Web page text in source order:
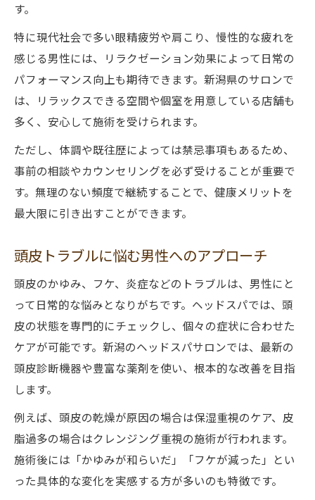
す。
特に現代社会で多い眼精疲労や肩こり、慢性的な疲れを
感じる男性には、リラクゼーション効果によって日常の
パフォーマンス向上も期待できます。新潟県のサロンで
は、リラックスできる空間や個室を用意している店舗も
多く、安心して施術を受けられます。
ただし、体調や既往歴によっては禁忌事項もあるため、
事前の相談やカウンセリングを必ず受けることが重要で
す。無理のない頻度で継続することで、健康メリットを
最大限に引き出すことができます。
頭皮トラブルに悩む男性へのアプローチ
頭皮のかゆみ、フケ、炎症などのトラブルは、男性にと
って日常的な悩みとなりがちです。ヘッドスパでは、頭
皮の状態を専門的にチェックし、個々の症状に合わせた
ケアが可能です。新潟のヘッドスパサロンでは、最新の
頭皮診断機器や豊富な薬剤を使い、根本的な改善を目指
します。
例えば、頭皮の乾燥が原因の場合は保湿重視のケア、皮
脂過多の場合はクレンジング重視の施術が行われます。
施術後には「かゆみが和らいだ」「フケが減った」とい
った具体的な変化を実感する方が多いのも特徴です。